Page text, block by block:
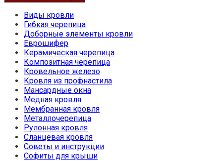
Виды кровли
Гибкая черепица
Доборные элементы кровли
Еврошифер
Керамическая черепица
Композитная черепица
Кровельное железо
Кровля из профнастила
Мансардные окна
Медная кровля
Мембранная кровля
Металлочерепица
Рулонная кровля
Сланцевая кровля
Советы и инструкции
Софиты для крыши